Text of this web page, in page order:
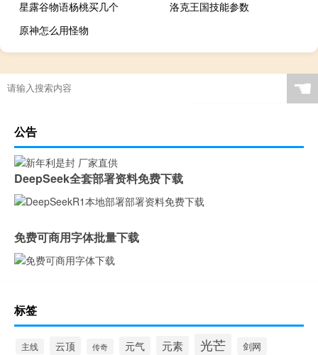
星露谷物语杨桃买几个
洛克王国技能参数
原神怎么用怪物
☚
公告
DeepSeek全套部署资料免费下载
免费可商用字体批量下载
标签
主线 云顶 传奇 元气 元素 光芒 剑网